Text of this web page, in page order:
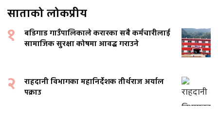
साताको लोकप्रीय
१
बडिगाड गाउँपालिकाले करारका सबै कर्मचारीलाई
सामाजिक सुरक्षा कोषमा आवद्ध गराउने
२
राहदानी विभागका महानिर्देशक तीर्थराज अर्याल
पक्राउ